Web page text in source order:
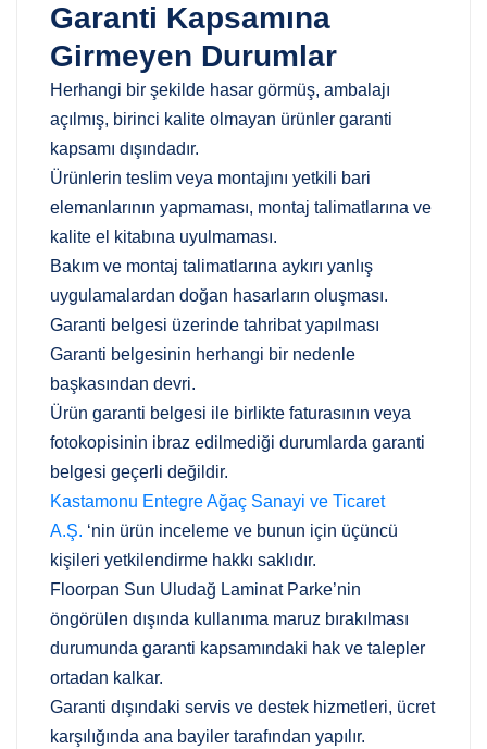
Garanti Kapsamına
Girmeyen Durumlar
Herhangi bir şekilde hasar görmüş, ambalajı
açılmış, birinci kalite olmayan ürünler garanti
kapsamı dışındadır.
Ürünlerin teslim veya montajını yetkili bari
elemanlarının yapmaması, montaj talimatlarına ve
kalite el kitabına uyulmaması.
Bakım ve montaj talimatlarına aykırı yanlış
uygulamalardan doğan hasarların oluşması.
Garanti belgesi üzerinde tahribat yapılması
Garanti belgesinin herhangi bir nedenle
başkasından devri.
Ürün garanti belgesi ile birlikte faturasının veya
fotokopisinin ibraz edilmediği durumlarda garanti
belgesi geçerli değildir.
Kastamonu Entegre Ağaç Sanayi ve Ticaret
A.Ş. ‘nin ürün inceleme ve bunun için üçüncü
kişileri yetkilendirme hakkı saklıdır.
Floorpan Sun Uludağ Laminat Parke’nin
öngörülen dışında kullanıma maruz bırakılması
durumunda garanti kapsamındaki hak ve talepler
ortadan kalkar.
Garanti dışındaki servis ve destek hizmetleri, ücret
karşılığında ana bayiler tarafından yapılır.